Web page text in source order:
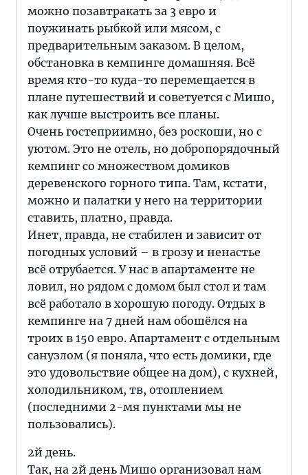
можно позавтракать за 3 евро и
поужинать рыбкой или мясом, с
предварительным заказом. В целом,
обстановка в кемпинге домашняя. Всё
время кто-то куда-то перемещается в
плане путешествий и советуется с Мишо,
как лучше выстроить все планы.
Очень гостеприимно, без роскоши, но с
уютом. Это не отель, но добропорядочный
кемпинг со множеством домиков
деревенского горного типа. Там, кстати,
можно и палатки у него на территории
ставить, платно, правда.
Инет, правда, не стабилен и зависит от
погодных условий – в грозу и ненастье
всё отрубается. У нас в апартаменте не
ловил, но рядом с домом был стол и там
всё работало в хорошую погоду. Отдых в
кемпинге на 7 дней нам обошёлся на
троих в 150 евро. Апартамент с отдельным
санузлом (я поняла, что есть домики, где
это удовольствие общее на дом), с кухней,
холодильником, тв, отоплением
(последними 2-мя пунктами мы не
пользовались).
2й день.
Так, на 2й день Мишо организовал нам